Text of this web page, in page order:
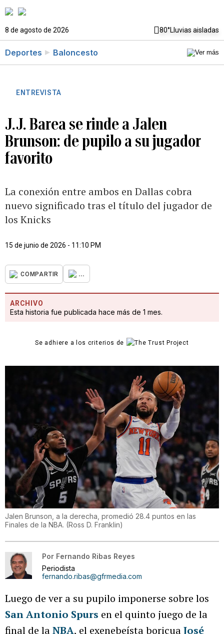
8 de agosto de 2026 80°Lluvias aisladas
Deportes Baloncesto
ENTREVISTA
J.J. Barea se rinde a Jalen
Brunson: de pupilo a su jugador
favorito
La conexión entre ambos en Dallas cobra
nuevo significado tras el título del jugador de
los Knicks
15 de junio de 2026 - 11:10 PM
COMPARTIR ...
ARCHIVO
Esta historia fue publicada hace más de 1 mes.
Se adhiere a los criterios de
Jalen Brunson, a la derecha, promedió 28.4 puntos en las
Finales de la NBA. (Ross D. Franklin)
Por Fernando Ribas Reyes
Periodista
fernando.ribas@gfrmedia.com
Luego de ver a su pupilo imponerse sobre los
San Antonio Spurs en el quinto juego de la
final de laNBA, el exenebeísta boricuaJosé